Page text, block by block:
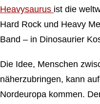
Heavysaurus ist die
Hard Rock und Heavy
Band – in Dinosaurier
Die Idee, Menschen
näherzubringen, kann
Nordeuropa kommen.